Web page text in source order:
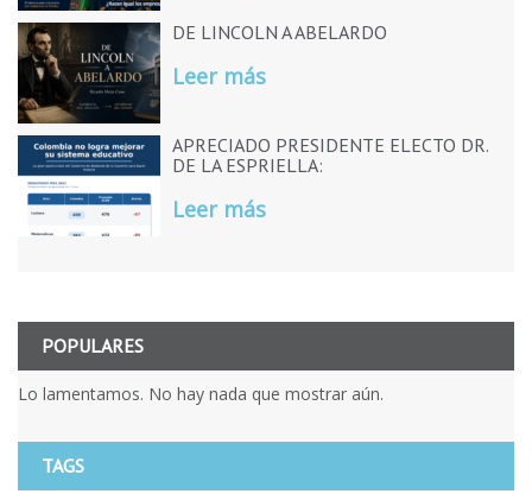
DE LINCOLN A ABELARDO
Leer más
APRECIADO PRESIDENTE ELECTO DR.
DE LA ESPRIELLA:
Leer más
POPULARES
Lo lamentamos. No hay nada que mostrar aún.
TAGS